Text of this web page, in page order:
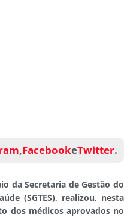
,FacebookeTwitter.
da Secretaria de Gestão do
(SGTES), realizou, nesta
dos médicos aprovados no